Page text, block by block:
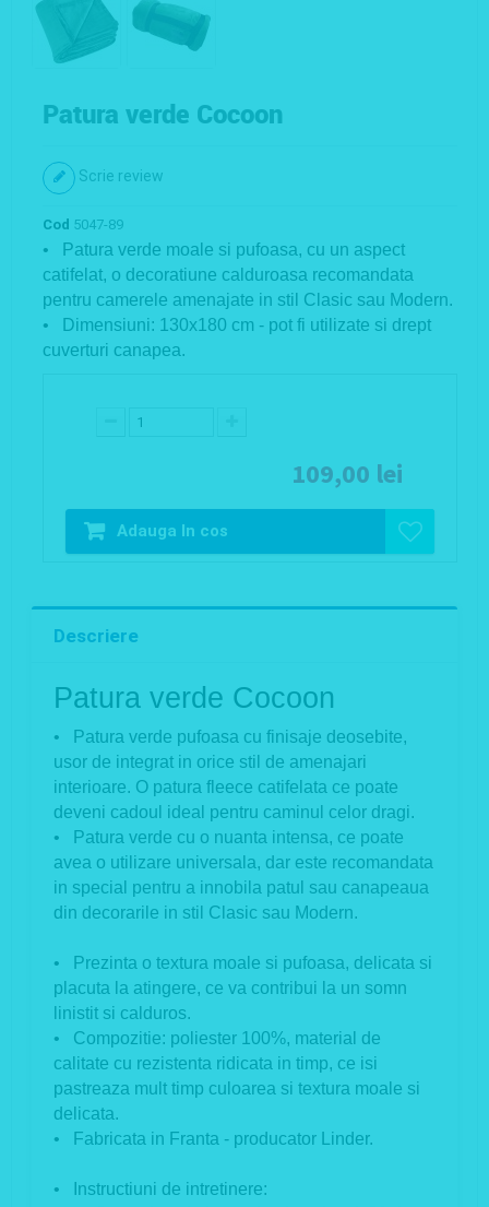
Patura verde Cocoon
Scrie review
Cod 5047-89
• Patura verde moale si pufoasa, cu un aspect
catifelat, o decoratiune calduroasa recomandata
pentru camerele amenajate in stil Clasic sau Modern.
• Dimensiuni: 130x180 cm - pot fi utilizate si drept
cuverturi canapea.
109,00 lei
Adauga In cos
Descriere
Patura verde Cocoon
• Patura verde pufoasa cu finisaje deosebite,
usor de integrat in orice stil de amenajari
interioare. O patura fleece catifelata ce poate
deveni cadoul ideal pentru caminul celor dragi.
• Patura verde cu o nuanta intensa, ce poate
avea o utilizare universala, dar este recomandata
in special pentru a innobila patul sau canapeaua
din decorarile in stil Clasic sau Modern.
• Prezinta o textura moale si pufoasa, delicata si
placuta la atingere, ce va contribui la un somn
linistit si calduros.
• Compozitie: poliester 100%, material de
calitate cu rezistenta ridicata in timp, ce isi
pastreaza mult timp culoarea si textura moale si
delicata.
• Fabricata in Franta - producator Linder.
• Instructiuni de intretinere: